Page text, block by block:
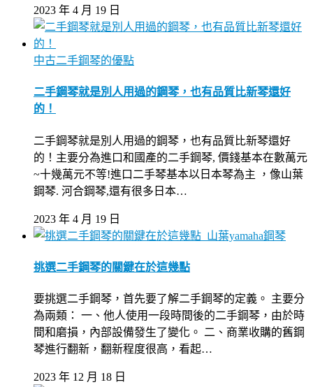
2023 年 4 月 19 日
中古二手鋼琴的優點
二手鋼琴就是別人用過的鋼琴，也有品質比新琴還好
的！
二手鋼琴就是別人用過的鋼琴，也有品質比新琴還好
的！主要分為進口和國產的二手鋼琴, 價錢基本在數萬元
~十幾萬元不等!進口二手琴基本以日本琴為主 ，像山葉
鋼琴. 河合鋼琴,還有很多日本…
2023 年 4 月 19 日
山葉yamaha鋼琴
挑選二手鋼琴的關鍵在於這幾點
要挑選二手鋼琴，首先要了解二手鋼琴的定義。 主要分
為兩類： 一、他人使用一段時間後的二手鋼琴，由於時
間和磨損，內部設備發生了變化。 二、商業收購的舊鋼
琴進行翻新，翻新程度很高，看起…
2023 年 12 月 18 日